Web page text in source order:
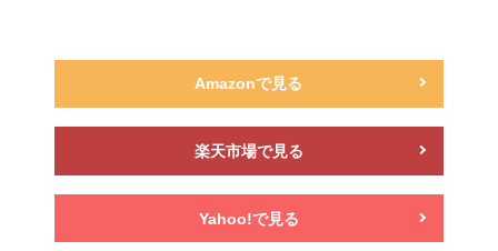
Amazonで見る
楽天市場で見る
Yahoo!で見る